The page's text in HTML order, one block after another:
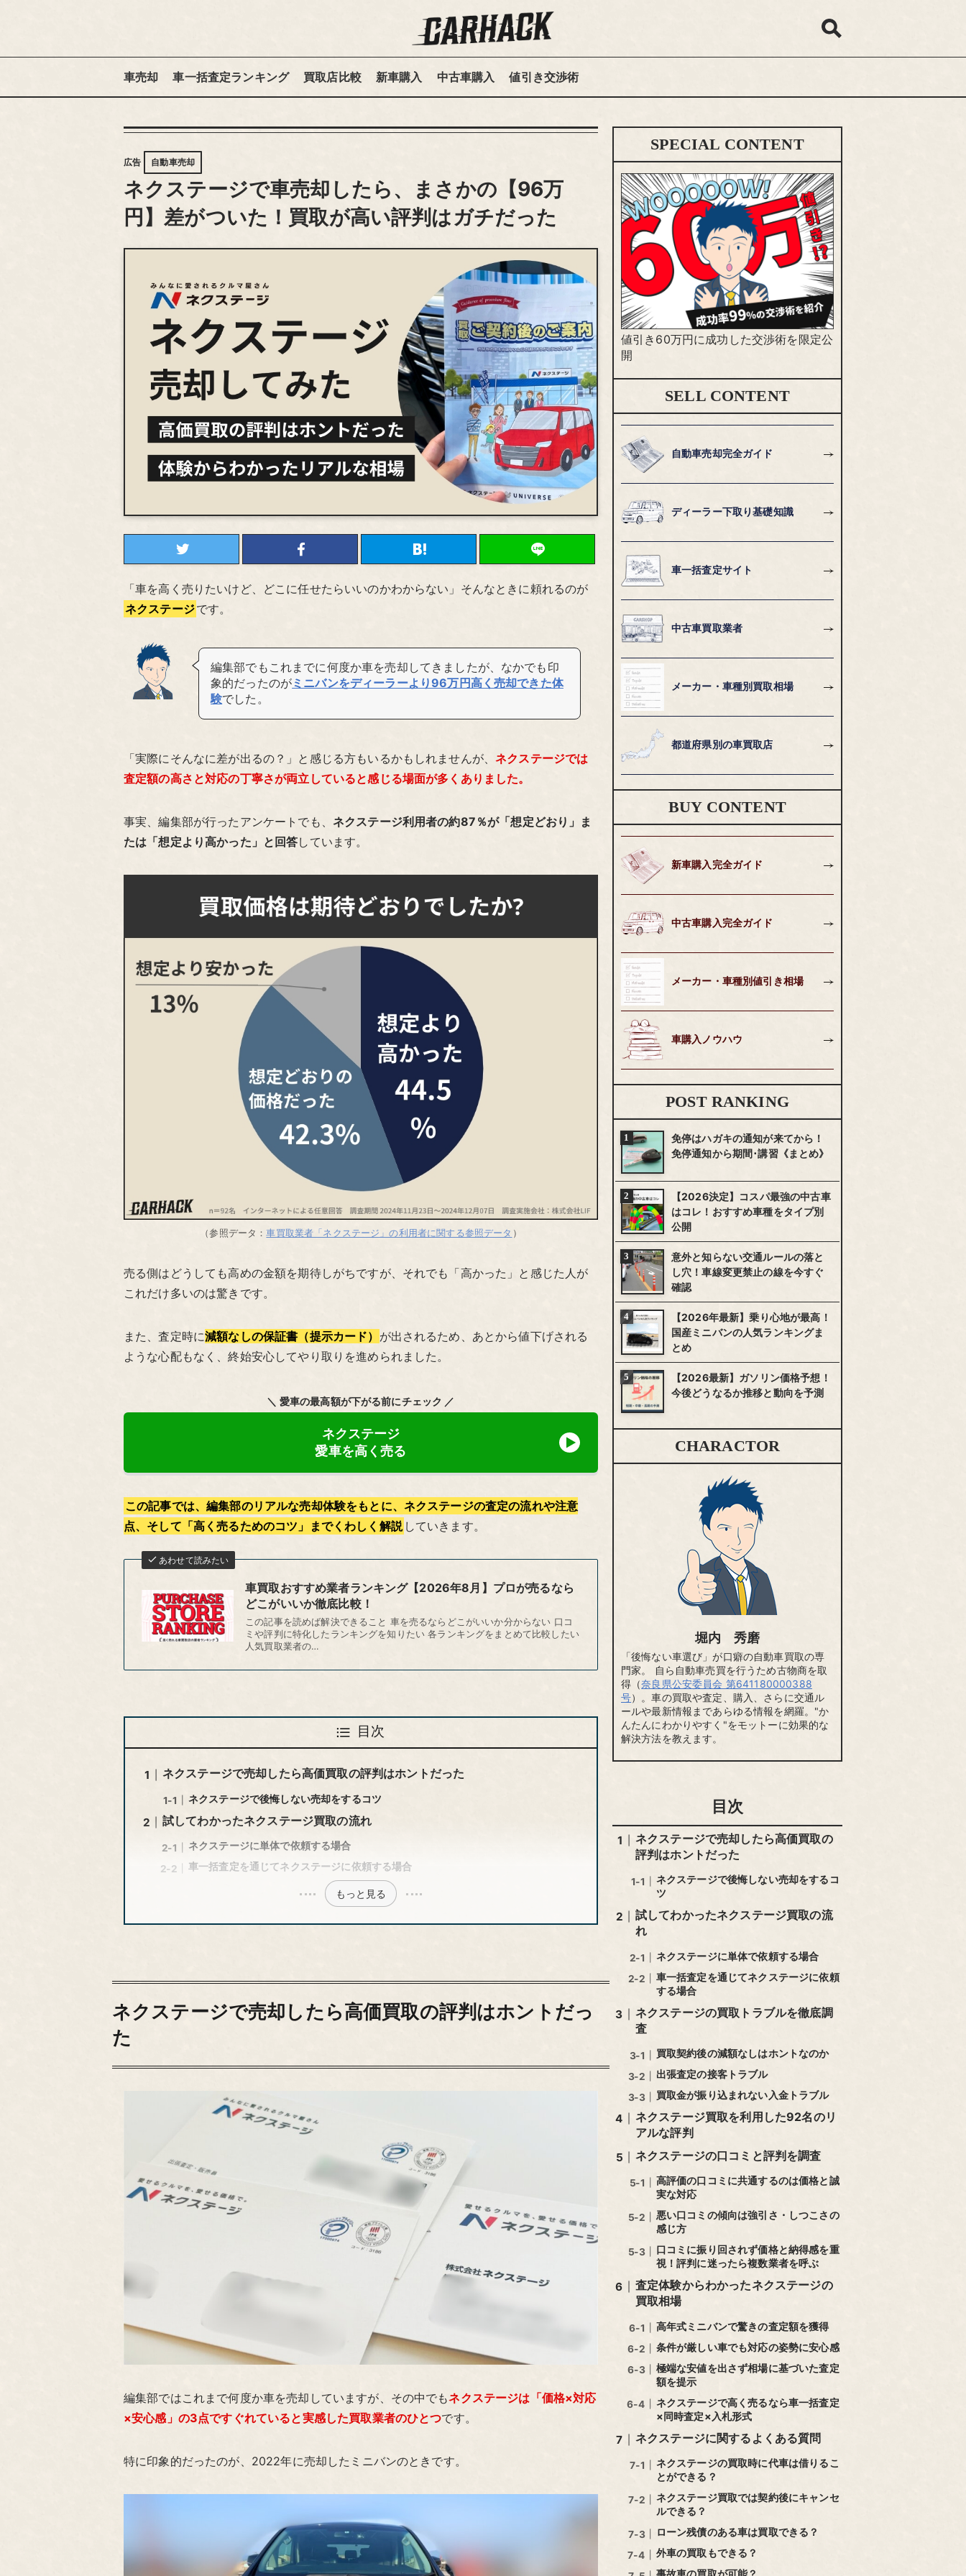
車売却 車一括査定ランキング 買取店比較 新車購入 中古車購入 値引き交渉術
広告 自動車売却
ネクステージで車売却したら、まさかの【96万
円】差がついた！買取が高い評判はガチだった
「車を高く売りたいけど、どこに任せたらいいのかわからない」そんなときに頼れるのが
ネクステージです。
編集部でもこれまでに何度か車を売却してきましたが、なかでも印
象的だったのがミニバンをディーラーより96万円高く売却できた体
験でした。
「実際にそんなに差が出るの？」と感じる方もいるかもしれませんが、ネクステージでは
査定額の高さと対応の丁寧さが両立していると感じる場面が多くありました。
事実、編集部が行ったアンケートでも、 ネクステージ利用者の約87％が「想定どおり」ま
たは「想定より高かった」と回答しています。
（参照データ：車買取業者「ネクステージ」の利用者に関する参照データ ）
売る側はどうしても高めの金額を期待しがちですが、それでも「高かった」と感じた人が
これだけ多いのは驚きです。
また、査定時に減額なしの保証書（提示カード） が出されるため、あとから値下げされる
ような心配もなく、終始安心してやり取りを進められました。
＼ 愛車の最高額が下がる前にチェック ／
ネクステージ
愛車を高く売る
この記事では、編集部のリアルな売却体験をもとに、ネクステージの査定の流れや注意
点、そして「高く売るためのコツ」までくわしく解説 していきます。
あわせて読みたい
車買取おすすめ業者ランキング【2026年8月】プロが売るなら
どこがいいか徹底比較！
この記事を読めば解決できること 車を売るならどこがいいか分からない 口コ
ミや評判に特化したランキングを知りたい 各ランキングをまとめて比較したい
人気買取業者の…
目次
ネクステージで売却したら高価買取の評判はホントだった
ネクステージで後悔しない売却をするコツ
試してわかったネクステージ買取の流れ
ネクステージに単体で依頼する場合
車一括査定を通じてネクステージに依頼する場合
もっと見る
ネクステージで売却したら高価買取の評判はホントだっ
た
編集部ではこれまで何度か車を売却していますが、その中でもネクステージは「価格×対応
×安心感」の3点ですぐれていると実感した買取業者のひとつです。
特に印象的だったのが、2022年に売却したミニバンのときです。
SPECIAL CONTENT
値引き60万円に成功した交渉術を限定公
開
SELL CONTENT
自動車売却完全ガイド
ディーラー下取り基礎知識
車一括査定サイト
中古車買取業者
メーカー・車種別買取相場
都道府県別の車買取店
BUY CONTENT
新車購入完全ガイド
中古車購入完全ガイド
メーカー・車種別値引き相場
車購入ノウハウ
POST RANKING
免停はハガキの通知が来てから！
免停通知から期間･講習《まとめ》
【2026決定】コスパ最強の中古車
はコレ！おすすめ車種をタイプ別
公開
意外と知らない交通ルールの落と
し穴！車線変更禁止の線を今すぐ
確認
【2026年最新】乗り心地が最高！
国産ミニバンの人気ランキングま
とめ
【2026最新】ガソリン価格予想！
今後どうなるか推移と動向を予測
CHARACTOR
堀内 秀磨
「後悔ない車選び」が口癖の自動車買取の専
門家。 自ら自動車売買を行うため古物商を取
得（奈良県公安委員会 第641180000388
号）。車の買取や査定、購入、さらに交通ル
ールや最新情報まであらゆる情報を網羅。"か
んたんにわかりやすく"をモットーに効果的な
解決方法を教えます。
目次
ネクステージで売却したら高価買取の
評判はホントだった
ネクステージで後悔しない売却をするコ
ツ
試してわかったネクステージ買取の流
れ
ネクステージに単体で依頼する場合
車一括査定を通じてネクステージに依頼
する場合
ネクステージの買取トラブルを徹底調
査
買取契約後の減額なしはホントなのか
出張査定の接客トラブル
買取金が振り込まれない入金トラブル
ネクステージ買取を利用した92名のリ
アルな評判
ネクステージの口コミと評判を調査
高評価の口コミに共通するのは価格と誠
実な対応
悪い口コミの傾向は強引さ・しつこさの
感じ方
口コミに振り回されず価格と納得感を重
視！評判に迷ったら複数業者を呼ぶ
査定体験からわかったネクステージの
買取相場
高年式ミニバンで驚きの査定額を獲得
条件が厳しい車でも対応の姿勢に安心感
極端な安値を出さず相場に基づいた査定
額を提示
ネクステージで高く売るなら車一括査定
×同時査定×入札形式
ネクステージに関するよくある質問
ネクステージの買取時に代車は借りるこ
とができる？
ネクステージ買取では契約後にキャンセ
ルできる？
ローン残債のある車は買取できる？
外車の買取もできる？